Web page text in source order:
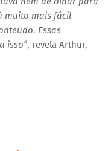
muito mais fácil
Essas
isso”, revela Arthur,